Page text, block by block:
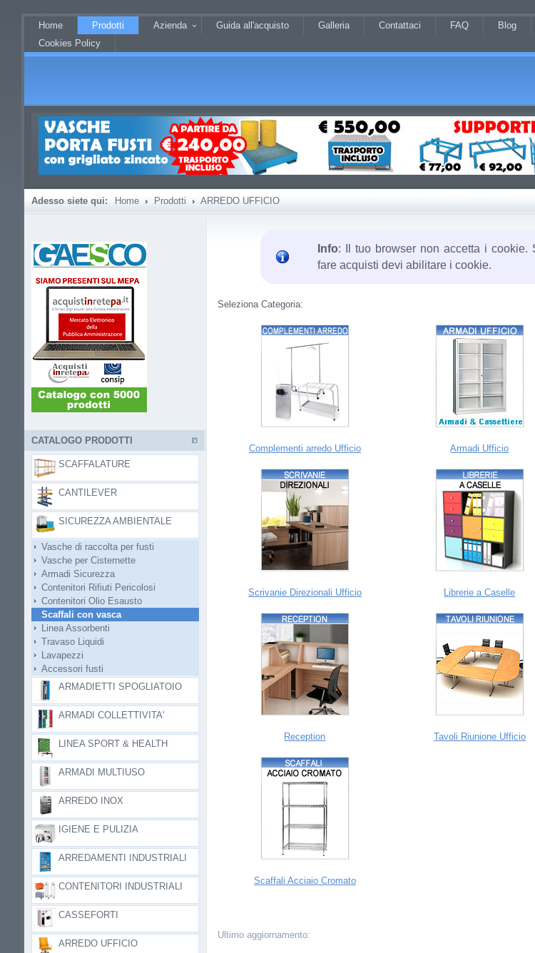
Home
Prodotti Azienda Guida all'acquisto Galleria Contattaci FAQ Blog
Cookies Policy
Adesso siete qui: Home Prodotti ARREDO UFFICIO
Info: Il tuo browser non accetta i
fare acquisti devi abilitare i cookie.
Seleziona Categoria:
Complementi arredo Ufficio Armadi Ufficio
Scrivanie Direzionali Ufficio Librerie a Caselle
Reception Tavoli Riunione Ufficio
Scaffali Acciaio Cromato
Ultimo aggiornamento:
CATALOGO PRODOTTI
SCAFFALATURE
CANTILEVER
SICUREZZA AMBIENTALE
Vasche di raccolta per fusti
Vasche per Cisternette
Armadi Sicurezza
Contenitori Rifiuti Pericolosi
Contenitori Olio Esausto
Scaffali con vasca
Linea Assorbenti
Travaso Liquidi
Lavapezzi
Accessori fusti
ARMADIETTI SPOGLIATOIO
ARMADI COLLETTIVITA'
LINEA SPORT & HEALTH
ARMADI MULTIUSO
ARREDO INOX
IGIENE E PULIZIA
ARREDAMENTI INDUSTRIALI
CONTENITORI INDUSTRIALI
CASSEFORTI
ARREDO UFFICIO